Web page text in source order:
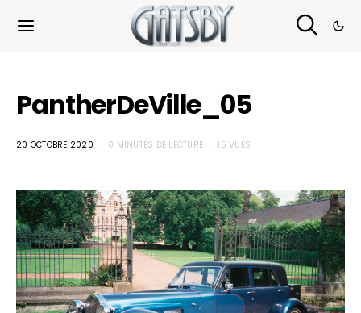
PantherDeVille_05
20 OCTOBRE 2020 0 MINUTES DE LECTURE 15 VUES
Cookies management panel